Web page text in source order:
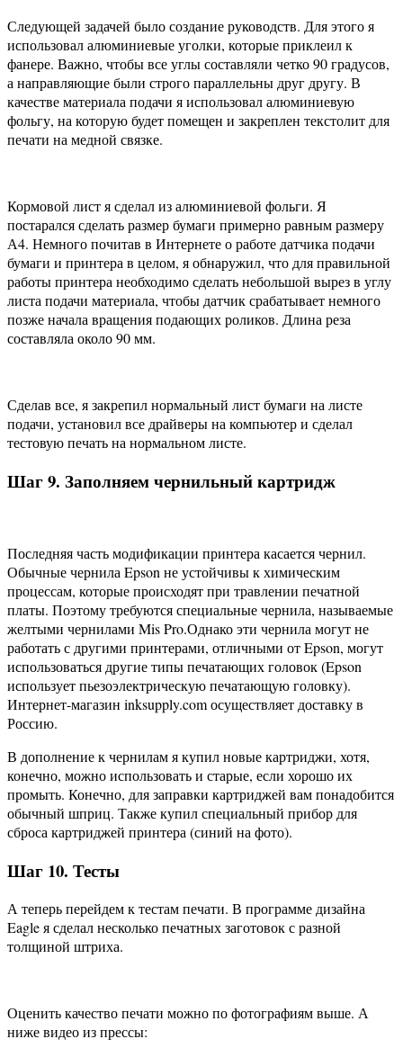
Следующей задачей было создание руководств. Для этого я
использовал алюминиевые уголки, которые приклеил к
фанере. Важно, чтобы все углы составляли четко 90 градусов,
а направляющие были строго параллельны друг другу. В
качестве материала подачи я использовал алюминиевую
фольгу, на которую будет помещен и закреплен текстолит для
печати на медной связке.
Кормовой лист я сделал из алюминиевой фольги. Я
постарался сделать размер бумаги примерно равным размеру
А4. Немного почитав в Интернете о работе датчика подачи
бумаги и принтера в целом, я обнаружил, что для правильной
работы принтера необходимо сделать небольшой вырез в углу
листа подачи материала, чтобы датчик срабатывает немного
позже начала вращения подающих роликов. Длина реза
составляла около 90 мм.
Сделав все, я закрепил нормальный лист бумаги на листе
подачи, установил все драйверы на компьютер и сделал
тестовую печать на нормальном листе.
Шаг 9. Заполняем чернильный картридж
Последняя часть модификации принтера касается чернил.
Обычные чернила Epson не устойчивы к химическим
процессам, которые происходят при травлении печатной
платы. Поэтому требуются специальные чернила, называемые
желтыми чернилами Mis Pro.Однако эти чернила могут не
работать с другими принтерами, отличными от Epson, могут
использоваться другие типы печатающих головок (Epson
использует пьезоэлектрическую печатающую головку).
Интернет-магазин inksupply.com осуществляет доставку в
Россию.
В дополнение к чернилам я купил новые картриджи, хотя,
конечно, можно использовать и старые, если хорошо их
промыть. Конечно, для заправки картриджей вам понадобится
обычный шприц. Также купил специальный прибор для
сброса картриджей принтера (синий на фото).
Шаг 10. Тесты
А теперь перейдем к тестам печати. В программе дизайна
Eagle я сделал несколько печатных заготовок с разной
толщиной штриха.
Оценить качество печати можно по фотографиям выше. А
ниже видео из прессы: